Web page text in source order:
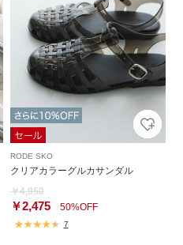
RODE SKO
クリアカラーグルカサンダル
￥4,950
￥2,47550%OFF
7